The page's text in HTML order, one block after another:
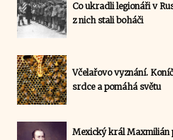
Co ukradli legionáři v
z nich stali boháči
Včelařovo vyznání.
srdce a pomáhá světu
Mexický král Maxmilián